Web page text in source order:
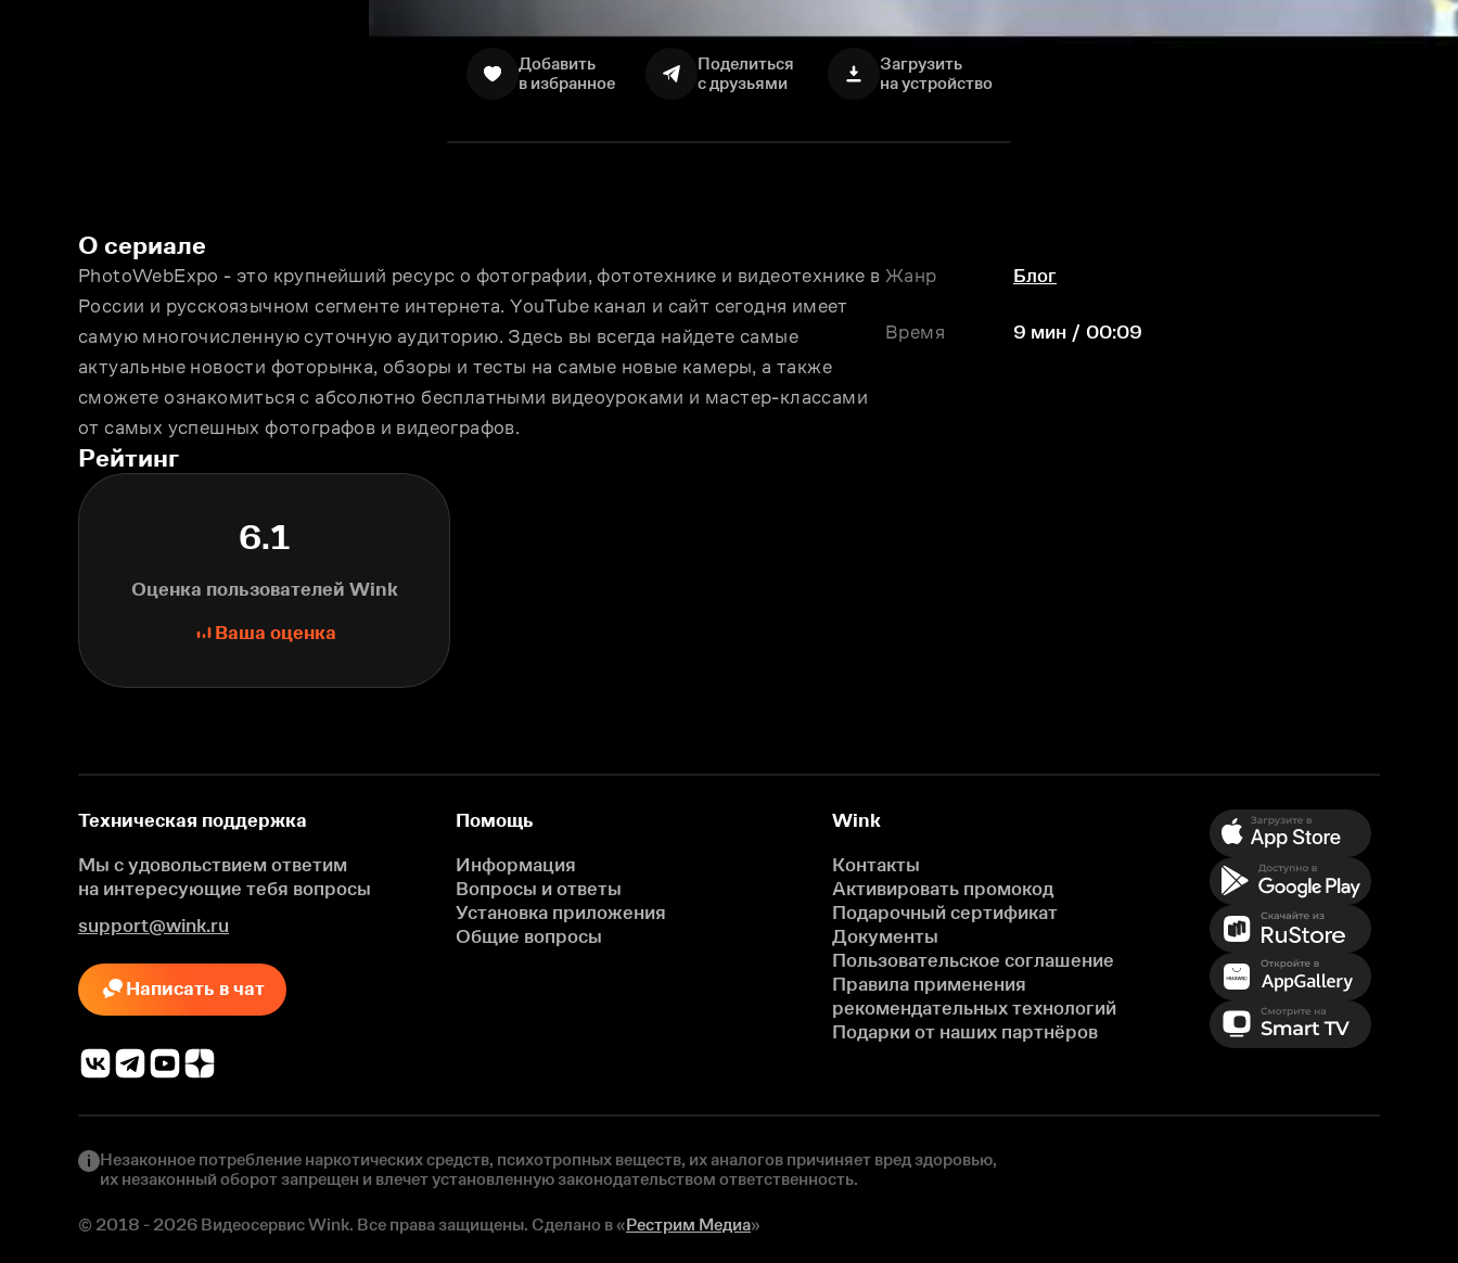
Добавить
в избранное
Поделиться
с друзьями
Загрузить
на устройство
О сериале
PhotoWebExpo - это крупнейший ресурс о фотографии, фототехнике и видеотехнике в
России и русскоязычном сегменте интернета. YouTube канал и сайт сегодня имеет
самую многочисленную суточную аудиторию. Здесь вы всегда найдете самые
актуальные новости фоторынка, обзоры и тесты на самые новые камеры, а также
сможете ознакомиться с абсолютно бесплатными видеоуроками и мастер-классами
от самых успешных фотографов и видеографов.
Жанр Блог
Время 9 мин / 00:09
Рейтинг
6.1
Оценка пользователей Wink
Ваша оценка
Техническая поддержка
Мы с удовольствием ответим
на интересующие тебя вопросы
support@wink.ru
Написать в чат
Помощь
Информация
Вопросы и ответы
Установка приложения
Общие вопросы
Wink
Контакты
Активировать промокод
Подарочный сертификат
Документы
Пользовательское соглашение
Правила применения
рекомендательных технологий
Подарки от наших партнёров
Незаконное потребление наркотических средств, психотропных веществ, их аналогов причиняет вред здоровью,
их незаконный оборот запрещен и влечет установленную законодательством ответственность.
© 2018 - 2026 Видеосервис Wink. Все права защищены. Сделано в «Рестрим Медиа»